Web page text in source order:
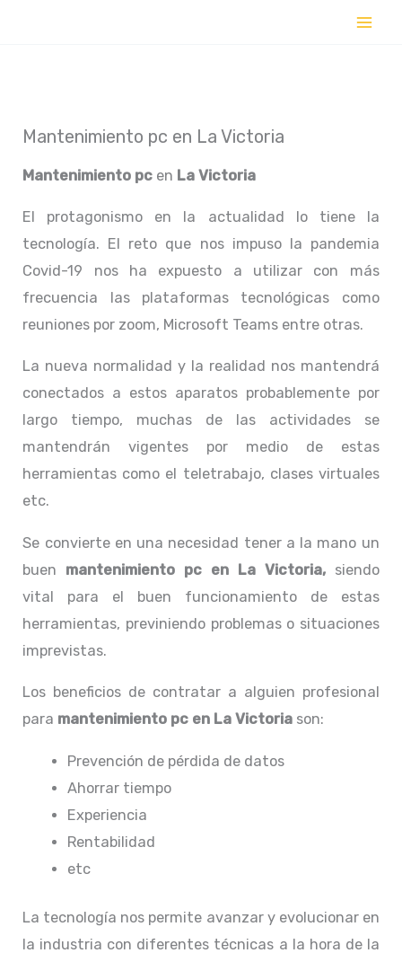
Mantenimiento pc en La Victoria
Mantenimiento pc en La Victoria
El protagonismo en la actualidad lo tiene la
tecnología. El reto que nos impuso la pandemia
Covid-19 nos ha expuesto a utilizar con más
frecuencia las plataformas tecnológicas como
reuniones por zoom, Microsoft Teams entre otras.
La nueva normalidad y la realidad nos mantendrá
conectados a estos aparatos probablemente por
largo tiempo, muchas de las actividades se
mantendrán vigentes por medio de estas
herramientas como el teletrabajo, clases virtuales
etc.
Se convierte en una necesidad tener a la mano un
buen mantenimiento pc en La Victoria, siendo
vital para el buen funcionamiento de estas
herramientas, previniendo problemas o situaciones
imprevistas.
Los beneficios de contratar a alguien profesional
para mantenimiento pc en La Victoria son:
Prevención de pérdida de datos
Ahorrar tiempo
Experiencia
Rentabilidad
etc
La tecnología nos permite avanzar y evolucionar en
la industria con diferentes técnicas a la hora de la